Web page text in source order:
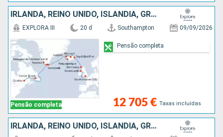
IRLANDA, REINO UNIDO, ISLÂNDIA, GROENLANDIA, CANADÁ
Pensão completa
EXPLORA III 20 d Southampton 09/09/2026
12 705 € Taxas incluídas
Pensão completa
IRLANDA, REINO UNIDO, ISLÂNDIA, GROENLANDIA, ANTÍGUA E BARBUDA, MARTINICA, CANADÁ